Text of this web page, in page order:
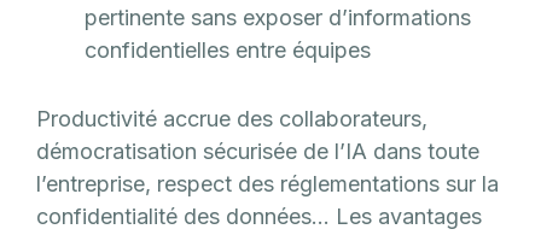
pertinente sans exposer d’informations
confidentielles entre équipes
Productivité accrue des collaborateurs,
démocratisation sécurisée de l’IA dans toute
l’entreprise, respect des réglementations sur la
confidentialité des données… Les avantages